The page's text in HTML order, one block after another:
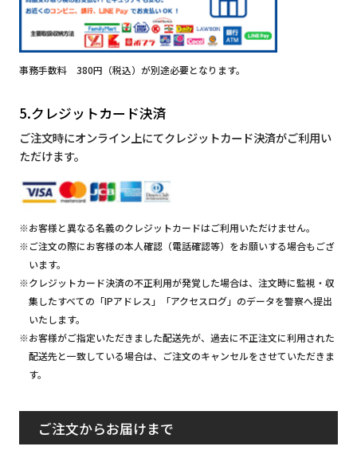
事務手数料 380円（税込）が別途必要となります。
5.クレジットカード決済
ご注文時にオンライン上にてクレジットカード決済がご利用い
ただけます。
※お客様と異なる名義のクレジットカードはご利用いただけません。
※ご注文の際にお客様の本人確認（電話確認等）をお願いする場合もござ
います。
※クレジットカード決済の不正利用が発覚した場合は、注文時に監視・収
集したすべての「IPアドレス」「アクセスログ」のデータを警察へ提出
いたします。
※お客様がご指定いただきました配送先が、過去に不正注文に利用された
配送先と一致している場合は、ご注文のキャンセルをさせていただきま
す。
ご注文からお届けまで